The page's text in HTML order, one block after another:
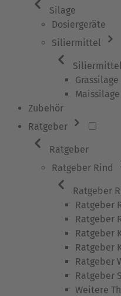
Silage
Dosiergeräte
Siliermittel
Siliermittel
Grassilage
Maissilage
Zubehör
Ratgeber
Ratgeber
Ratgeber Rind
Ratgeber
Ratgeber
Ratgeber
Ratgeber
Ratgeber
Ratgeber
Ratgeber
Weitere